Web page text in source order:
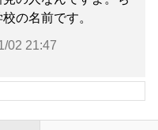
の名前です。
02 21:47